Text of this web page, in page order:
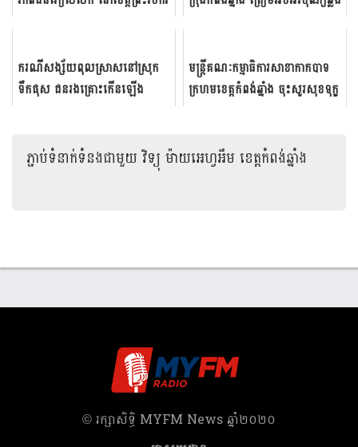
ករណីសង្ស័យពុលស្រាសនៅស្រុក
ទឹកផុស ជនរងគ្រោះកើនឡើង
មន្ត្រី​គណៈ​កម្មាធិ​ការ​សាខា​កាក​បាទ​
ក្រហម​ខេត្តកំពង់ឆ្នាំង​ ​ចុះសួរសុខ​ទុក្ខ
ភ្ជាប់ទំនាក់ទំនងជាមួយវិទ្យុ ម៉ាយអេហ្វអឹម ខេត្តកំពង់ឆ្នាំង
​© រក្សា​សិទ្ធិ​ MYFM News ឆ្នាំ​២០២០